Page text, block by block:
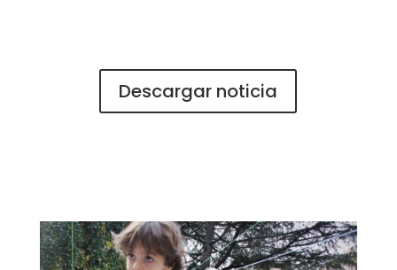
Descargar noticia